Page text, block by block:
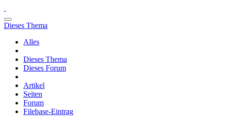
Dieses Thema
Alles
Dieses Thema
Dieses Forum
Artikel
Seiten
Forum
Filebase-Eintrag